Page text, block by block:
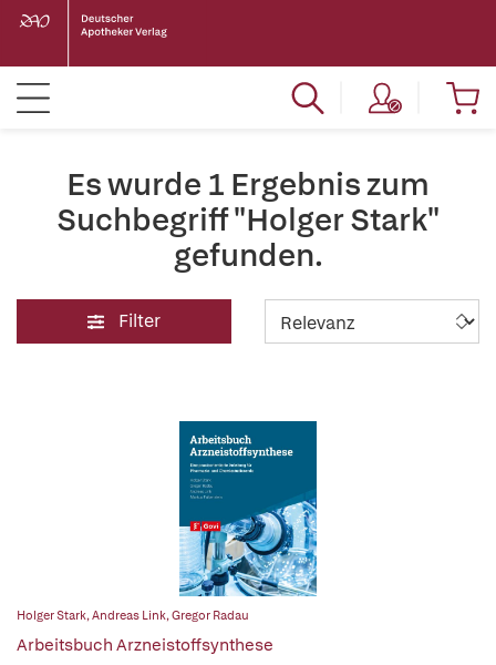
Es wurde 1 Ergebnis zum
Suchbegriff "Holger Stark"
gefunden.
Filter
Holger Stark,Andreas Link,Gregor Radau
Arbeitsbuch Arzneistoffsynthese